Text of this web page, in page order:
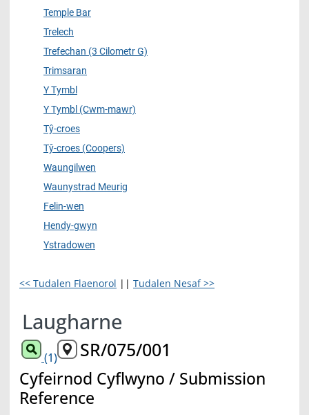
Temple Bar
Trelech
Trefechan (3 Cilometr G)
Trimsaran
Y Tymbl
Y Tymbl (Cwm-mawr)
Tŷ-croes
Tŷ-croes (Coopers)
Waungilwen
Waunystrad Meurig
Felin-wen
Hendy-gwyn
Ystradowen
<< Tudalen Flaenorol || Tudalen Nesaf >>
Laugharne
(1) SR/075/001
Cyfeirnod Cyflwyno / Submission
Reference